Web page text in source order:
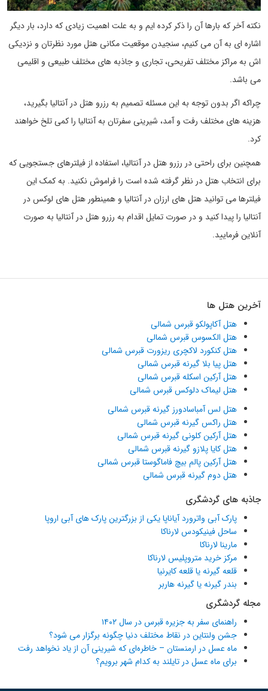
نکته آخر که بارها آن را ذکر کرده ایم و به علت اهمیت زیادی که دارد، بار دیگر
اشاره ای به آن می کنیم، سنجیدن موقعیت مکانی هتل مورد نظرتان و نزدیکی
اش به مراکز مختلف تفریحی، تجاری و جاذبه های مختلف طبیعی و اقلیمی
می باشد.
چراکه اگر بدون توجه به این مسئله تصمیم به رزرو هتل در آنتالیا بگیرید،
هزینه های مختلف رفت و آمد، شیرینی سفرتان به آنتالیا را کمی تلخ خواهند
کرد.
همچنین برای راحتی در رزرو هتل در آنتالیا، استفاده از فیلترهای جستجویی که
برای انتخاب هتل در نظر گرفته شده است را فراموش نکنید. به کمک این
فیلترها می توانید هتل های ارزان در آنتالیا و همینطور هتل های لوکس در
آنتالیا را پیدا کنید و در صورت تمایل اقدام به رزرو هتل در آنتالیا به صورت
آنلاین فرمایید.
آخرین هتل ها
هتل آکاپولکو قبرس شمالی
هتل الکسوس قبرس شمالی
هتل کنکورد لاکچری ریزورت قبرس شمالی
هتل پیا بلا گیرنه قبرس شمالی
هتل آرکین اسکله قبرس شمالی
هتل لیماک دلوکس قبرس شمالی
هتل لس آمباسادورز گیرنه قبرس شمالی
هتل راکس گیرنه قبرس شمالی
هتل آرکین کلونی گیرنه قبرس شمالی
هتل کایا پلازو گیرنه قبرس شمالی
هتل آرکین پالم بیچ فاماگوستا قبرس شمالی
هتل دوم گیرنه قبرس شمالی
جاذبه های گردشگری
پارک آبی واترورد آیاناپا یکی از بزرگترین پارک های آبی اروپا
ساحل فینیکودس لارناکا
مارینا لارناکا
مرکز خرید متروپلیس لارناکا
قلعه گیرنه یا قلعه کایرنیا
بندر گیرنه یا گیرنه هاربر
مجله گردشگری
راهنمای سفر به جزیره قبرس در سال ۱۴۰۲
جشن ولنتاین در نقاط مختلف دنیا چگونه برگزار می شود؟
ماه عسل در ارمنستان – خاطره‌ای که شیرینی آن از یاد نخواهد رفت
برای ماه عسل در تایلند به کدام شهر برویم؟